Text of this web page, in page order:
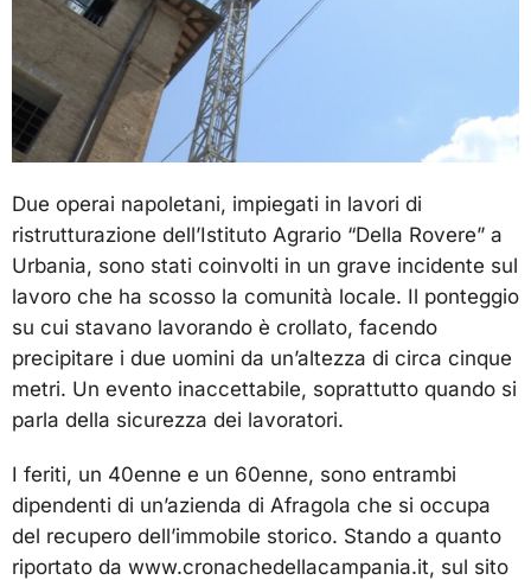
Due operai napoletani, impiegati in lavori di
ristrutturazione dell’Istituto Agrario “Della Rovere” a
Urbania, sono stati coinvolti in un grave incidente sul
lavoro che ha scosso la comunità locale. Il ponteggio
su cui stavano lavorando è crollato, facendo
precipitare i due uomini da un’altezza di circa cinque
metri. Un evento inaccettabile, soprattutto quando si
parla della sicurezza dei lavoratori.
I feriti, un 40enne e un 60enne, sono entrambi
dipendenti di un’azienda di Afragola che si occupa
del recupero dell’immobile storico. Stando a quanto
riportato da www.cronachedellacampania.it, sul sito